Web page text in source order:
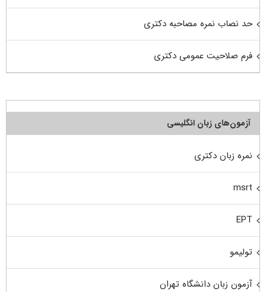
حد نصاب نمره مصاحبه دکتری
فرم صلاحیت عمومی دکتری
آزمون‌های زبان انگلیسی
نمره زبان دکتری
msrt
EPT
تولیمو
آزمون زبان دانشگاه تهران